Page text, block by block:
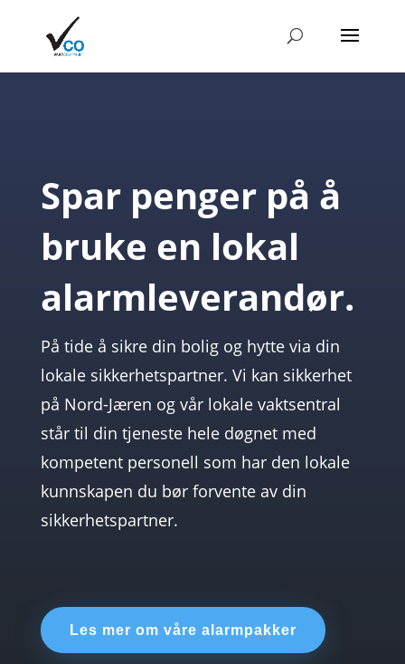
Spar penger på å
bruke en lokal
alarmleverandør.
På tide å sikre din bolig og hytte via din
lokale sikkerhetspartner. Vi kan sikkerhet
på Nord-Jæren og vår lokale vaktsentral
står til din tjeneste hele døgnet med
kompetent personell som har den lokale
kunnskapen du bør forvente av din
sikkerhetspartner.
Les mer om våre alarmpakker